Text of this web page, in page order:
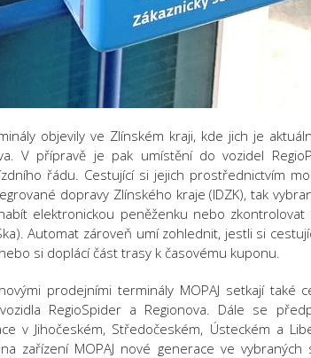
objevily ve Zlínském kraji, kde jich je
V přípravě je pak umístění do vozidel
řádu. Cestující si jejich prostřednictvím
dopravy Zlínského kraje (IDZK), tak
elektronickou peněženku nebo zkontrolovat
Automat zároveň umí zohlednit, jestli si
si doplácí část trasy k časovému kuponu.
prodejními terminály MOPAJ setkají také
RegioSpider a Regionova. Dále se
v Jihočeském, Středočeském, Ústeckém a
zařízení MOPAJ nové generace ve vybraných